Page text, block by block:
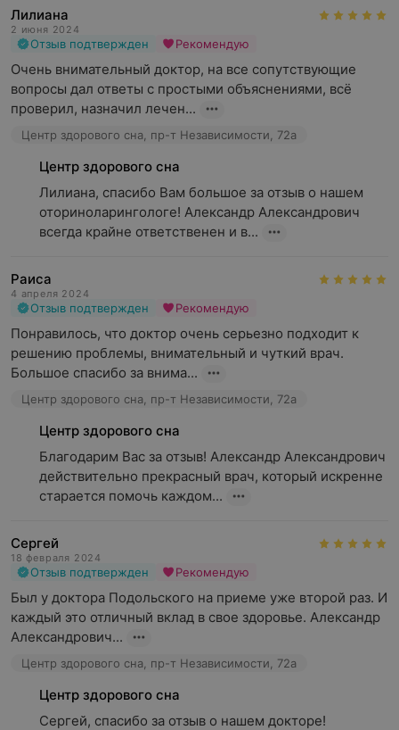
Лилиана
2 июня 2024
Отзыв подтвержден Рекомендую
Очень внимательный доктор, на все сопутствующие
вопросы дал ответы с простыми объяснениями, всё
проверил, назначил лечен...
Центр здорового сна, пр-т Независимости, 72а
Центр здорового сна
Лилиана, спасибо Вам большое за отзыв о нашем
оториноларингологе! Александр Александрович
всегда крайне ответственен и в...
Раиса
4 апреля 2024
Отзыв подтвержден Рекомендую
Понравилось, что доктор очень серьезно подходит к
решению проблемы, внимательный и чуткий врач.
Большое спасибо за внима...
Центр здорового сна, пр-т Независимости, 72а
Центр здорового сна
Благодарим Вас за отзыв! Александр Александрович
действительно прекрасный врач, который искренне
старается помочь каждом...
Сергей
18 февраля 2024
Отзыв подтвержден Рекомендую
Был у доктора Подольского на приеме уже второй раз. И
каждый это отличный вклад в свое здоровье. Александр
Александрович...
Центр здорового сна, пр-т Независимости, 72а
Центр здорового сна
Сергей, спасибо за отзыв о нашем докторе!